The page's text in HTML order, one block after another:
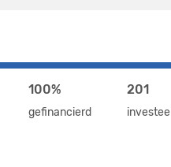
100%
gefinancierd
201